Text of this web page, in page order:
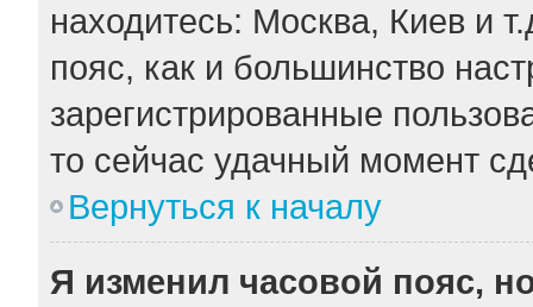
находитесь: Москва, Киев и
пояс, как и большинство
зарегистрированные
то сейчас удачный момент
Вернуться к началу
Я изменил часовой пояс,